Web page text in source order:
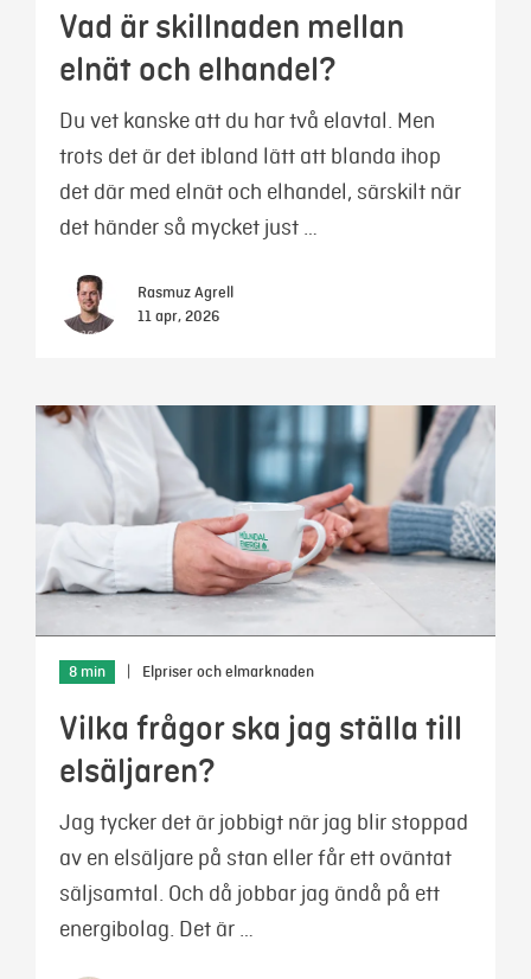
Vad är skillnaden mellan
elnät och elhandel?
Du vet kanske att du har två elavtal. Men
trots det är det ibland lätt att blanda ihop
det där med elnät och elhandel, särskilt när
det händer så mycket just …
Rasmuz Agrell
11 apr, 2026
8 min Elpriser och elmarknaden
Vilka frågor ska jag ställa till
elsäljaren?
Jag tycker det är jobbigt när jag blir stoppad
av en elsäljare på stan eller får ett oväntat
säljsamtal. Och då jobbar jag ändå på ett
energibolag. Det är …